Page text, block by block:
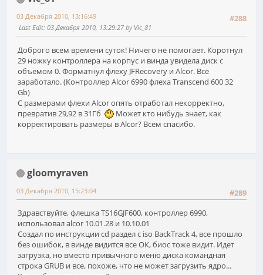
#288
03 Декабря 2010, 13:16:49
Last Edit: 03 Декабря 2010, 13:29:27 by Vic_81
Доброго всем времени суток! Ничего не помогает. Коротнул
29 ножку контроллера на корпус и винда увидела диск с
объемом 0. Форматнул флеху JFRecovery и Alcor. Все
заработало. (Контроллер Alcor 6990 флеха Transcend 600 32
Gb)
C размерами флехи Alcor опять отработал некорректно,
превратив 29,92 в 31Гб
Может кто нибудь знает, как
корректировать размеры в Alcor? Всем спасибо.
gloomyraven
#289
03 Декабря 2010, 15:23:04
Здравствуйте, флешка TS16GJF600, контроллер 6990,
использовал alcor 10.01.28 и 10.10.01
Создал по инструкции cd раздел с iso BackTrack 4, все прошло
без ошибок, в винде видится все ОК, биос тоже видит. Идет
загрузка, но вместо привычного меню диска командная
строка GRUB и все, похоже, что не может загрузить ядро...